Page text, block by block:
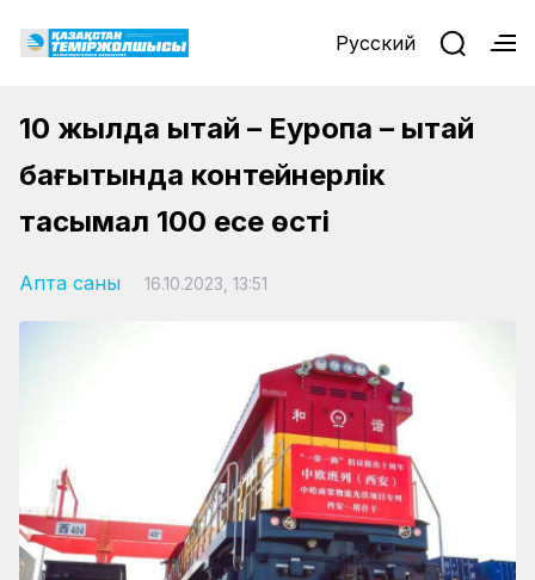
Русский
10 жылда Қытай – Еуропа – Қытай
бағытында контейнерлік
тасымал 100 есе өсті
Апта саны 16.10.2023, 13:51